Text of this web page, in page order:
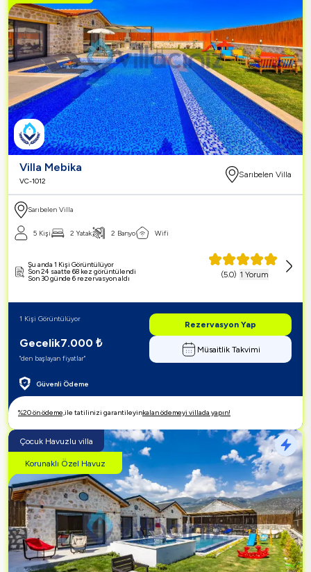
Villa Mebika
VC-1012
Sarıbelen Villa
Sarıbelen Villa
5 Kişi 2 Yatak 2 Banyo Wifi
(5.0) 1 Yorum
Şu anda 1 Kişi Görüntülüyor
Son 24 saatte 68 kez görüntülendi
Son 30 günde 6 rezervasyon aldı
Güvenli Ödeme
Gecelik7.000 ₺
"den başlayan fiyatlar"
1 Kişi Görüntülüyor
Rezervasyon Yap
Müsaitlik Takvimi
%20 ön ödeme,ile tatilinizi garantileyinkalan ödemeyi villada yapın!
Çocuk Havuzlu villa
Korunaklı Özel Havuz